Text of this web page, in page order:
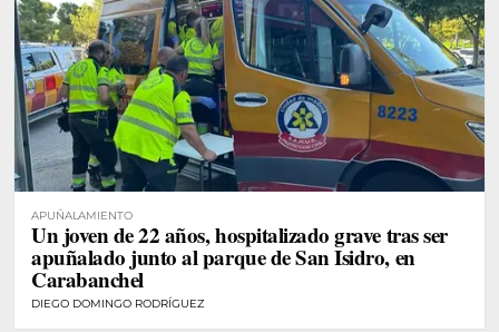
APUÑALAMIENTO
Un joven de 22 años, hospitalizado grave tras ser
apuñalado junto al parque de San Isidro, en
Carabanchel
DIEGO DOMINGO RODRÍGUEZ